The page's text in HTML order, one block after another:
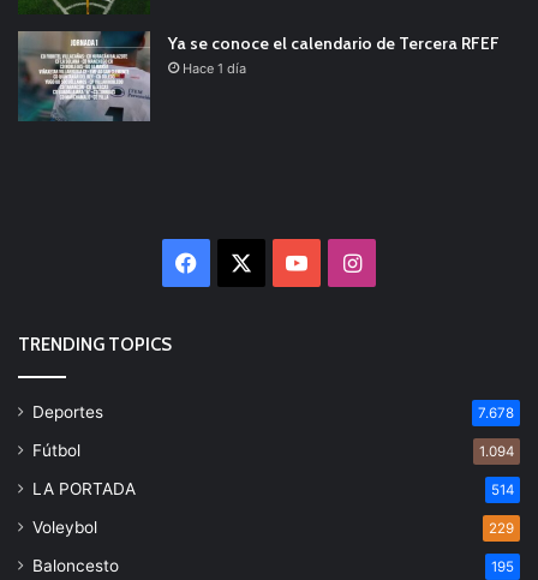
Ya se conoce el calendario de Tercera RFEF
Hace 1 día
Facebook YouTubeInstagram
TRENDING TOPICS
Deportes 7.678
Fútbol 1.094
LA PORTADA 514
Voleybol 229
Baloncesto 195